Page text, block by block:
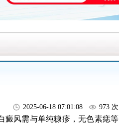
2025-06-18 07:01:08 973 次
风需与单纯糠疹，无色素痣等